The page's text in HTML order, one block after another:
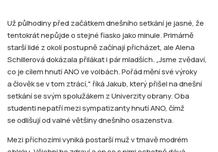
Už půlhodiny před začátkem dnešního setkání je jasné, že
tentokrát nepůjde o stejné fiasko jako minule. Primárně
starší lidé z okolí postupně začínají přicházet, ale Alena
Schillerová dokázala přilákat i pár mladších. „Jsme zvědaví,
co je cílem hnutí ANO ve volbách. Pořád mění své výroky
a člověk se v tom ztrácí," říká Jakub, který přišel na dnešní
setkání se svým spolužákem z Univerzity obrany. Oba
studenti nepatří mezi sympatizanty hnutí ANO, čímž
se odlišují od valné většiny dnešního osazenstva.
Mezi příchozími vyniká postarší muž v tmavě modrém